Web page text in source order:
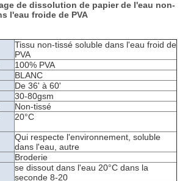
de dissolution de papier de l'eau non-
l'eau froide de PVA
Tissu non-tissé soluble dans l'eau froid de
PVA
100% PVA
BLANC
De 36' à 60'
30-80gsm
Non-tissé
20°C
Qui respecte l'environnement, soluble
dans l'eau, autre
Broderie
se dissout dans l'eau 20°C dans la
seconde 8-20